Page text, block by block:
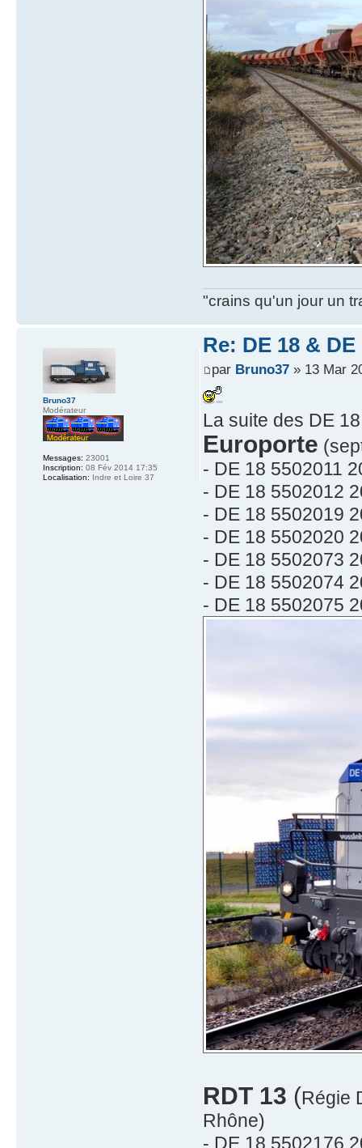
"crains qu'un jour un
Re: DE 18 &
par Bruno37» 13 Mar
La suite des DE
Europorte
- DE 18 5502011
- DE 18 5502012
- DE 18 5502019
- DE 18 5502020
- DE 18 5502073
- DE 18 5502074
- DE 18 5502075
RDT 13 (Régie
Rhône)
- DE 18 5502176
Bruno37
Modérateur
Messages: 23001
Inscription: 08 Fév 2014 17:35
Localisation: Indre et Loire 37